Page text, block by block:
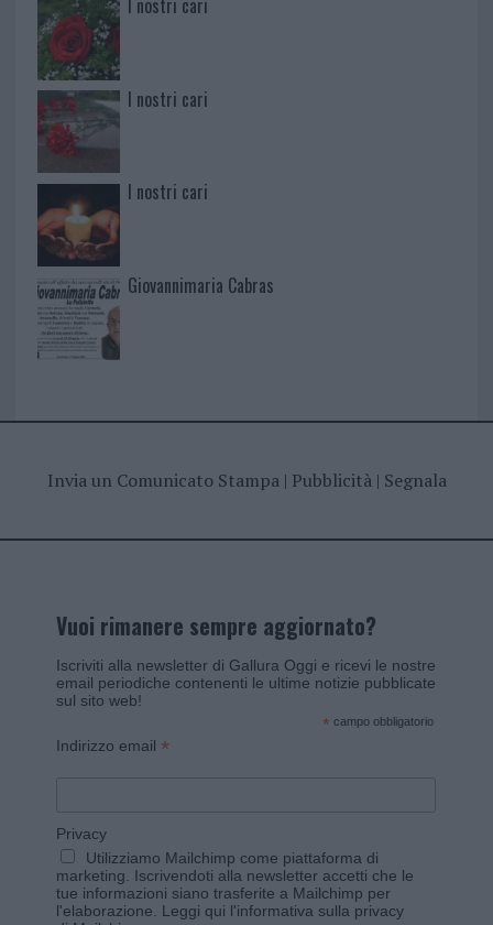
I nostri cari
I nostri cari
I nostri cari
Giovannimaria Cabras
Invia un Comunicato Stampa| Pubblicità| Segnala
Vuoi rimanere sempre aggiornato?
Iscriviti alla newsletter di Gallura Oggi e ricevi le nostre
email periodiche contenenti le ultime notizie pubblicate
sul sito web!
* campo obbligatorio
Indirizzo email *
Privacy
Utilizziamo Mailchimp come piattaforma di
marketing. Iscrivendoti alla newsletter accetti che le
tue informazioni siano trasferite a Mailchimp per
l'elaborazione. Leggi qui l'informativa sulla privacy